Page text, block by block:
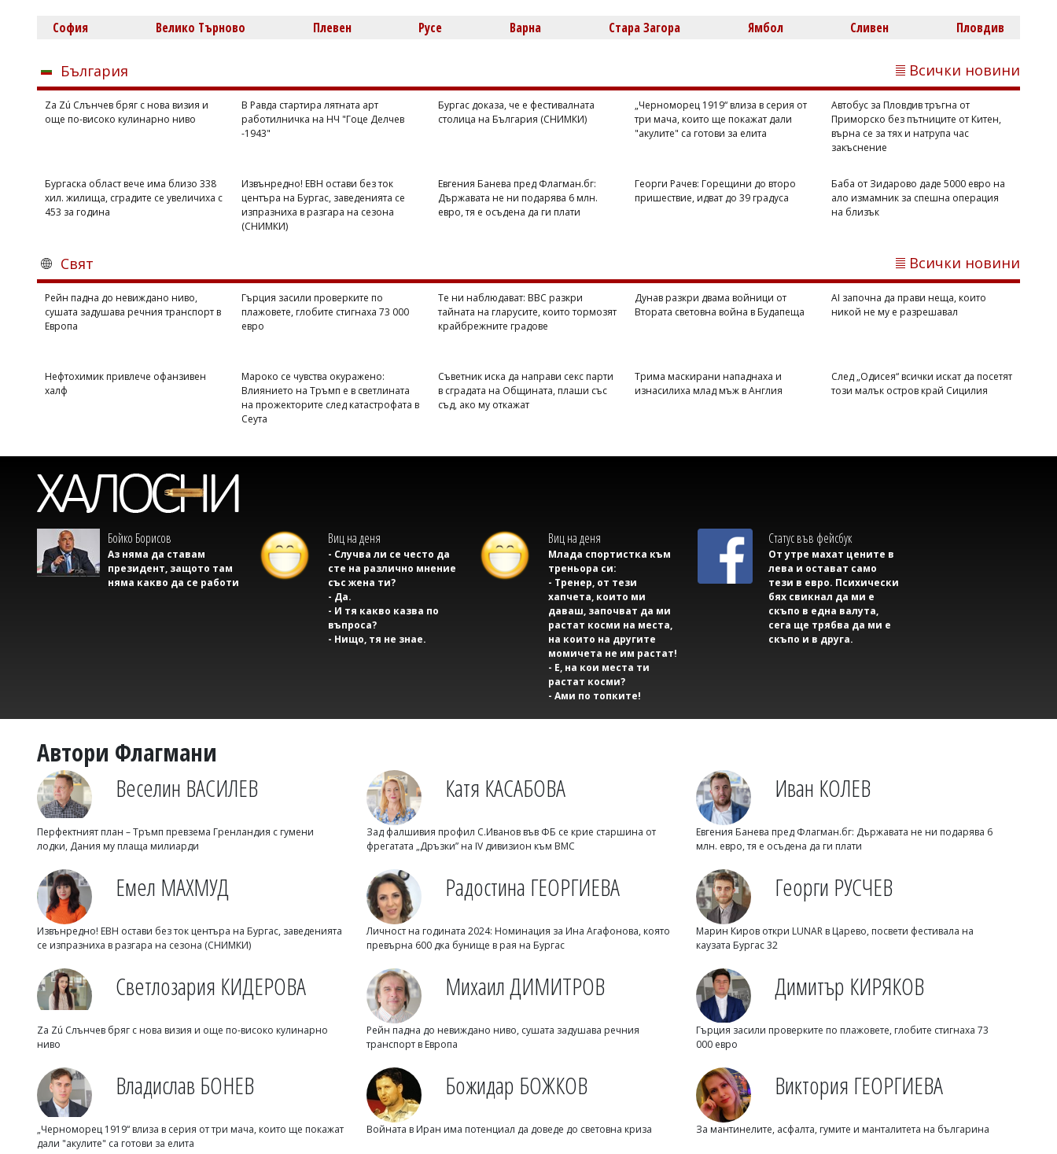
453 за година
Михаил ДИМИТРОВ
на прожекторите след катастрофата в
пришествие, идват до 39 градуса
София Велико Търново Плевен Русе Варна Стара Загора Ямбол Сливен Пловдив
България Всички новини
Za Zú Слънчев бряг с нова визия и
още по-високо кулинарно ниво
В Равда стартира лятната арт
работилничка на НЧ "Гоце Делчев
-1943"
Бургас доказа, че е фестивалната
столица на България (СНИМКИ)
„Черноморец 1919“ влиза в серия от
три мача, които ще покажат дали
"акулите" са готови за елита
Автобус за Пловдив тръгна от
Приморско без пътниците от Китен,
върна се за тях и натрупа час
закъснение
Бургаска област вече има близо 338
хил. жилища, сградите се увеличиха с
453 за година
Извънредно! ЕВН остави без ток
центъра на Бургас, заведенията се
изпразниха в разгара на сезона
(СНИМКИ)
Евгения Банева пред Флагман.бг:
Държавата не ни подарява 6 млн.
евро, тя е осъдена да ги плати
Георги Рачев: Горещини до второ
пришествие, идват до 39 градуса
Баба от Зидарово даде 5000 евро на
ало измамник за спешна операция
на близък
Свят Всички новини
Рейн падна до невиждано ниво,
сушата задушава речния транспорт в
Европа
Гърция засили проверките по
плажовете, глобите стигнаха 73 000
евро
Те ни наблюдават: BBC разкри
тайната на гларусите, които тормозят
крайбрежните градове
Дунав разкри двама войници от
Втората световна война в Будапеща
AI започна да прави неща, които
никой не му е разрешавал
Нефтохимик привлече офанзивен
халф
Мароко се чувства окуражено:
Влиянието на Тръмп е в светлината
на прожекторите след катастрофата в
Сеута
Съветник иска да направи секс парти
в сградата на Общината, плаши със
съд, ако му откажат
Трима маскирани нападнаха и
изнасилиха млад мъж в Англия
След „Одисея“ всички искат да посетят
този малък остров край Сицилия
Бойко Борисов
Аз няма да ставам
президент, защото там
няма какво да се работи
Виц на деня
- Случва ли се често да
сте на различно мнение
със жена ти?
- Да.
- И тя какво казва по
въпроса?
- Нищо, тя не знае.
Виц на деня
Млада спортистка към
треньора си:
- Тренер, от тези
хапчета, които ми
даваш, започват да ми
растат косми на места,
на които на другите
момичета не им растат!
- Е, на кои места ти
растат косми?
- Ами по топките!
Статус във фейсбук
От утре махат цените в
лева и остават само
тези в евро. Психически
бях свикнал да ми е
скъпо в една валута,
сега ще трябва да ми е
скъпо и в друга.
Автори Флагмани
Веселин ВАСИЛЕВ
Перфектният план – Тръмп превзема Гренландия с гумени
лодки, Дания му плаща милиарди
Катя КАСАБОВА
Зад фалшивия профил С.Иванов във ФБ се крие старшина от
фрегатата „Дръзки” на IV дивизион към ВМС
Иван КОЛЕВ
Евгения Банева пред Флагман.бг: Държавата не ни подарява 6
млн. евро, тя е осъдена да ги плати
Емел МАХМУД
Извънредно! ЕВН остави без ток центъра на Бургас, заведенията
се изпразниха в разгара на сезона (СНИМКИ)
Радостина ГЕОРГИЕВА
Личност на годината 2024: Номинация за Ина Агафонова, която
превърна 600 дка бунище в рая на Бургас
Георги РУСЧЕВ
Марин Киров откри LUNAR в Царево, посвети фестивала на
каузата Бургас 32
Светлозария КИДЕРОВА
Za Zú Слънчев бряг с нова визия и още по-високо кулинарно
ниво
Михаил ДИМИТРОВ
Рейн падна до невиждано ниво, сушата задушава речния
транспорт в Европа
Димитър КИРЯКОВ
Гърция засили проверките по плажовете, глобите стигнаха 73
000 евро
Владислав БОНЕВ
„Черноморец 1919“ влиза в серия от три мача, които ще покажат
дали "акулите" са готови за елита
Божидар БОЖКОВ
Войната в Иран има потенциал да доведе до световна криза
Виктория ГЕОРГИЕВА
За мантинелите, асфалта, гумите и манталитета на българина